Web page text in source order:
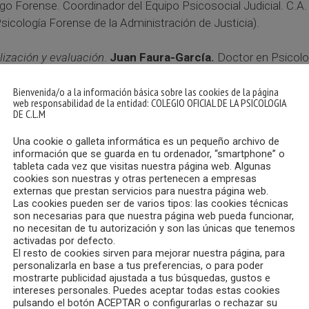
Forense. Coordinador del Equipo Psicosocial Judicial.
Forense de la Administración de Justicia).
y evaluación. Juan Faura-García. Doctor en
de Transferencia e Investigación y Profesor del
Centro Psicología Faura. Miembro del Grupo de Trabajo
IMLCF de Murcia. APF (Asociación de Psicología
a las anteriores ediciones del FOCAD, ofrecemos los
de octubre y hasta el 1 de enero de 2024se podrán
y fundamentos para sudiseño.Sacramento Pinazo-
Valencia. Presidenta de la Sociedad Valenciana de
del deporte.Enrique Cantón Chirivella(Universidad
Bienvenida/o a la información básica sobre las cookies de la página
web responsabilidad de la entidad: COLEGIO OFICIAL DE LA PSICOLOGIA
DE C.L.M
Una cookie o galleta informática es un pequeño archivo de
información que se guarda en tu ordenador, “smartphone” o
tableta cada vez que visitas nuestra página web. Algunas
cookies son nuestras y otras pertenecen a empresas
externas que prestan servicios para nuestra página web.
Las cookies pueden ser de varios tipos: las cookies técnicas
son necesarias para que nuestra página web pueda funcionar,
no necesitan de tu autorización y son las únicas que tenemos
activadas por defecto.
El resto de cookies sirven para mejorar nuestra página, para
personalizarla en base a tus preferencias, o para poder
mostrarte publicidad ajustada a tus búsquedas, gustos e
intereses personales. Puedes aceptar todas estas cookies
pulsando el botón ACEPTAR o configurarlas o rechazar su